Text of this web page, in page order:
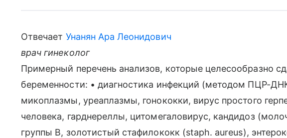
Отвечает Унанян Ара Леонидович
врач гинеколог
Примерный перечень анализов, которые целесообразно
беременности: • диагностика инфекций (методом ПЦР-
микоплазмы, уреаплазмы, гонококки, вирус простого
человека, гарднереллы, цитомегаловирус, кандидоз
группы В, золотистый стафилококк (staph. aureus),